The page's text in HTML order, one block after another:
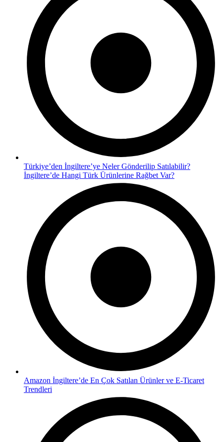
Türkiye’den İngiltere’ye Neler Gönderilip Satılabilir?
İngiltere’de Hangi Türk Ürünlerine Rağbet Var?
Amazon İngiltere’de En Çok Satılan Ürünler ve E-Ticaret
Trendleri